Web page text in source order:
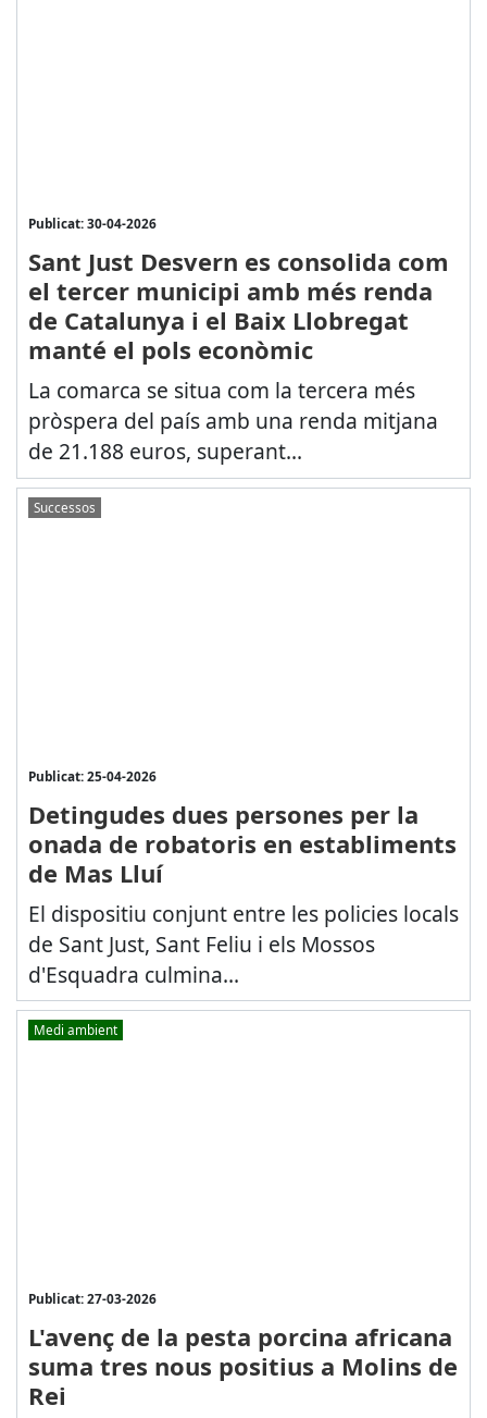
Publicat: 30-04-2026
Sant Just Desvern es consolida com
el tercer municipi amb més renda
de Catalunya i el Baix Llobregat
manté el pols econòmic
La comarca se situa com la tercera més
pròspera del país amb una renda mitjana
de 21.188 euros, superant...
Successos
Publicat: 25-04-2026
Detingudes dues persones per la
onada de robatoris en establiments
de Mas Lluí
El dispositiu conjunt entre les policies locals
de Sant Just, Sant Feliu i els Mossos
d'Esquadra culmina...
Medi ambient
Publicat: 27-03-2026
L'avenç de la pesta porcina africana
suma tres nous positius a Molins de
Rei